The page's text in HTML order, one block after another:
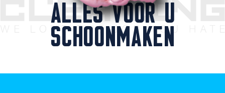
ALLES VOOR U
SCHOONMAKEN